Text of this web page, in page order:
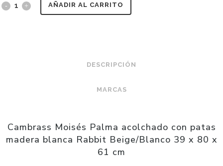
AÑADIR AL CARRITO
DESCRIPCIÓN
MARCAS
Cambrass Moisés Palma acolchado con patas
madera blanca Rabbit Beige/Blanco 39 x 80 x
61 cm